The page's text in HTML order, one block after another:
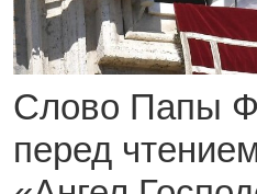
Слово Папы
перед